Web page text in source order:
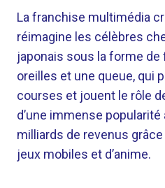
La franchise multimédia
réimagine les célèbres
japonais sous la forme
oreilles et une queue, qui
courses et jouent le rôle
d’une immense
milliards de revenus
jeux mobiles et d’anime.